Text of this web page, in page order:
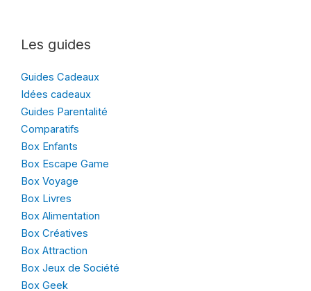
Les guides
Guides Cadeaux
Idées cadeaux
Guides Parentalité
Comparatifs
Box Enfants
Box Escape Game
Box Voyage
Box Livres
Box Alimentation
Box Créatives
Box Attraction
Box Jeux de Société
Box Geek